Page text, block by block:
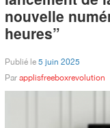
nouvelle
heures”
Publié le 5 juin 2025
Par applisfreeboxrevolution